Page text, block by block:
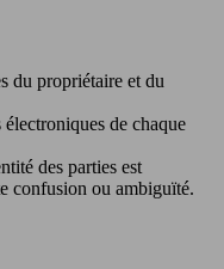
du propriétaire et du
de chaque
des parties est
confusion ou ambiguïté.